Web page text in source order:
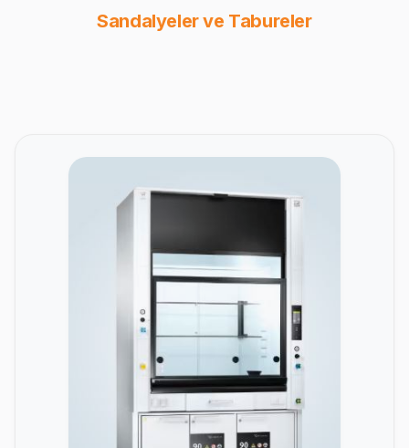
Sandalyeler ve Tabureler